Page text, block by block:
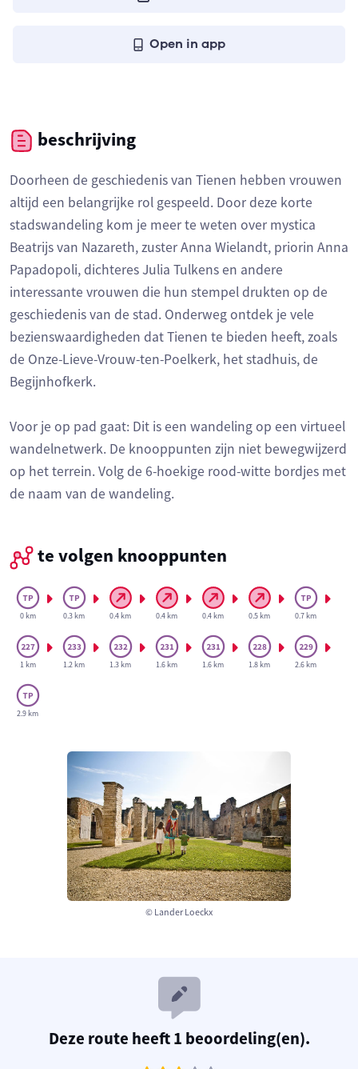
Open in app
© Lander Loeckx
beschrijving
Doorheen de geschiedenis van Tienen hebben vrouwen
altijd een belangrijke rol gespeeld. Door deze korte
stadswandeling kom je meer te weten over mystica
Beatrijs van Nazareth, zuster Anna Wielandt, priorin Anna
Papadopoli, dichteres Julia Tulkens en andere
interessante vrouwen die hun stempel drukten op de
geschiedenis van de stad. Onderweg ontdek je vele
bezienswaardigheden dat Tienen te bieden heeft, zoals
de Onze-Lieve-Vrouw-ten-Poelkerk, het stadhuis, de
Begijnhofkerk.
Voor je op pad gaat: Dit is een wandeling op een virtueel
wandelnetwerk. De knooppunten zijn niet bewegwijzerd
op het terrein. Volg de 6-hoekige rood-witte bordjes met
de naam van de wandeling.
te volgen knooppunten
0 km 0.3 km 0.4 km 0.4 km 0.4 km 0.5 km 0.7 km
1 km 1.2 km 1.3 km 1.6 km 1.6 km 1.8 km 2.6 km
2.9 km
Deze route heeft 1 beoordeling(en).